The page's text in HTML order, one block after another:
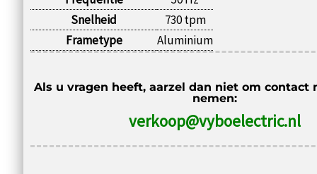
Snelheid
730 tpm
Frametype
Aluminium
Als u vragen heeft, aarzel dan niet om contact
nemen:
verkoop@vyboelectric.nl